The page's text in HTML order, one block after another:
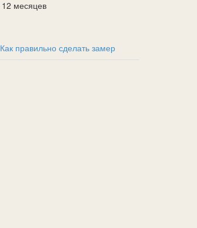
12 месяцев
Как правильно сделать замер